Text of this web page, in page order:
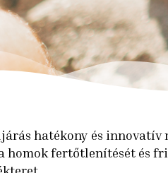
hatékony és
homok fertőtlenítését és